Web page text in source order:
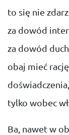
to się nie
za dowód
za dowód
obaj mieć
tylko wobec
Ba, nawet w